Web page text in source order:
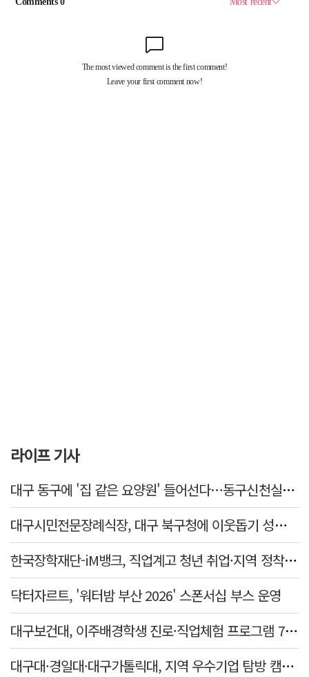
라이프 기사
대구 동구에 '집 같은 요양원' 들어선다…동구신천실버홈 10일 개원
대구시민전문장례식장, 대구 북구청에 이웃돕기 성금 1천만 원 기탁
한국장학재단-iM뱅크, 직업계고 청년 취업·지역 정착 지원 맞손
닥터자르트, '워터밤 부산 2026' 스폰서십 부스 운영
대구보건대, 이주배경학생 진로·직업체험 프로그램 7년 연속 운영
대구대·경일대·대구가톨릭대, 지역 우수기업 탐방 캠프 개최